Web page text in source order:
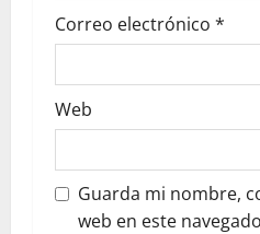
Correo electrónico *
Web
Guarda mi nombre,
web en este